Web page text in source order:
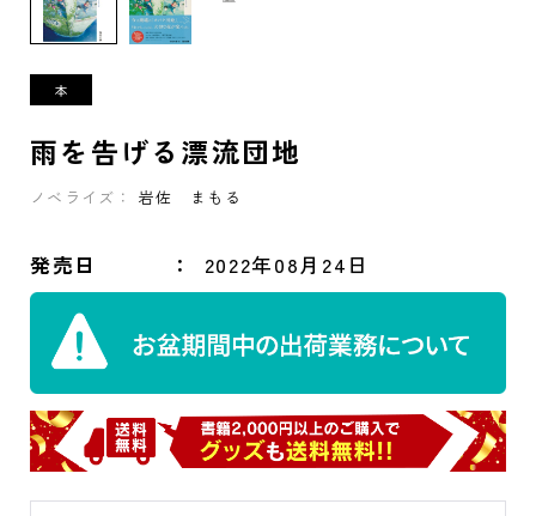
雨を告げる漂流団地
ノベライズ： 岩佐 まもる
発売日 2022年08月24日